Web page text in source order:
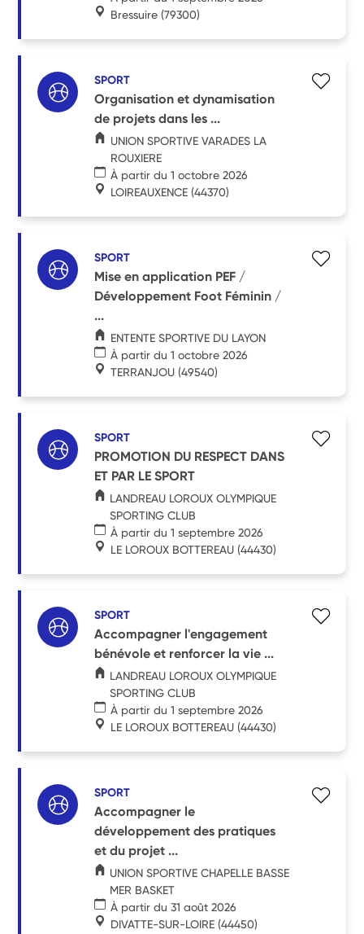
Bressuire (79300)
SPORT
Organisation et dynamisation
de projets dans les ...
UNION SPORTIVE VARADES LA
ROUXIERE
À partir du 1 octobre 2026
LOIREAUXENCE (44370)
SPORT
Mise en application PEF /
Développement Foot Féminin /
...
ENTENTE SPORTIVE DU LAYON
À partir du 1 octobre 2026
TERRANJOU (49540)
SPORT
PROMOTION DU RESPECT DANS
ET PAR LE SPORT
LANDREAU LOROUX OLYMPIQUE
SPORTING CLUB
À partir du 1 septembre 2026
LE LOROUX BOTTEREAU (44430)
SPORT
Accompagner l'engagement
bénévole et renforcer la vie ...
LANDREAU LOROUX OLYMPIQUE
SPORTING CLUB
À partir du 1 septembre 2026
LE LOROUX BOTTEREAU (44430)
SPORT
Accompagner le
développement des pratiques
et du projet ...
UNION SPORTIVE CHAPELLE BASSE
MER BASKET
À partir du 31 août 2026
DIVATTE-SUR-LOIRE (44450)